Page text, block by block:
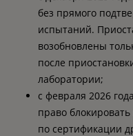
без прямого
испытаний.
возобновлены
после
лаборатории;
с февраля 2026
право
по сертификации